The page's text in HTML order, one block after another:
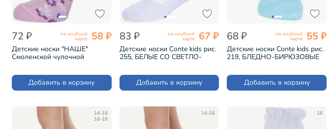
72 ₽ по клубной
карте 58 ₽
Детские носки "НАШЕ"
Смоленской чулочной
ДЫМКА №39 (211С1)
Добавить в корзину
83 ₽ по клубной
карте 67 ₽
Детские носки Conte kids рис.
255, БЕЛЫЕ СО СВЕТЛО-
Добавить в корзину
68 ₽ по клубной
карте 55 ₽
Детские носки Conte kids рис.
219, БЛЕДНО-БИРЮЗОВЫЕ
Добавить в корзину
14-16
16-18
14-16 16